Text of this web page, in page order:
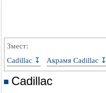
Змест:
Cadillac ↧
Акрамя Cadillac ↧
Cadillac